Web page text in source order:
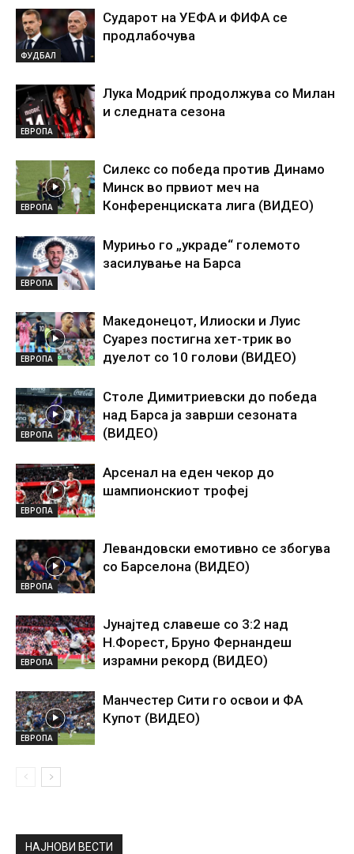
ФУДБАЛ
Сударот на УЕФА и ФИФА се
продлабочува
ЕВРОПА
Лука Модриќ продолжува со Милан
и следната сезона
ЕВРОПА
Силекс со победа против Динамо
Минск во првиот меч на
Конференциската лига (ВИДЕО)
ЕВРОПА
Мурињо го „украде“ големото
засилување на Барса
ЕВРОПА
Македонецот, Илиоски и Луис
Суарез постигна хет-трик во
дуелот со 10 голови (ВИДЕО)
ЕВРОПА
Столе Димитриевски до победа
над Барса ја заврши сезоната
(ВИДЕО)
ЕВРОПА
Арсенал на еден чекор до
шампионскиот трофеј
ЕВРОПА
Левандовски емотивно се збогува
со Барселона (ВИДЕО)
ЕВРОПА
Јунајтед славеше со 3:2 над
Н.Форест, Бруно Фернандеш
израмни рекорд (ВИДЕО)
ЕВРОПА
Манчестер Сити го освои и ФА
Купот (ВИДЕО)
НАЈНОВИ ВЕСТИ